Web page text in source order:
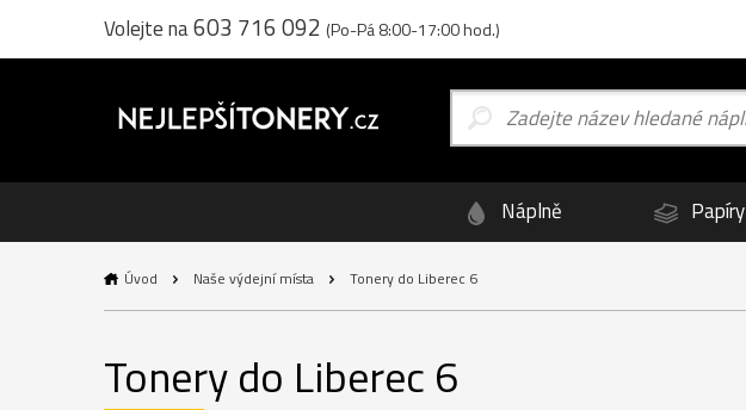
Volejte na603 716 092 (Po-Pá 8:00-17:00 hod.)
Náplně Papíry
Úvod Naše výdejní místa Tonery do Liberec 6
Tonery do Liberec 6